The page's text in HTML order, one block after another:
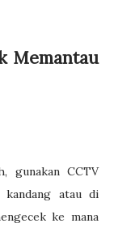
Memantau
gunakan CCTV
atau di
ke mana